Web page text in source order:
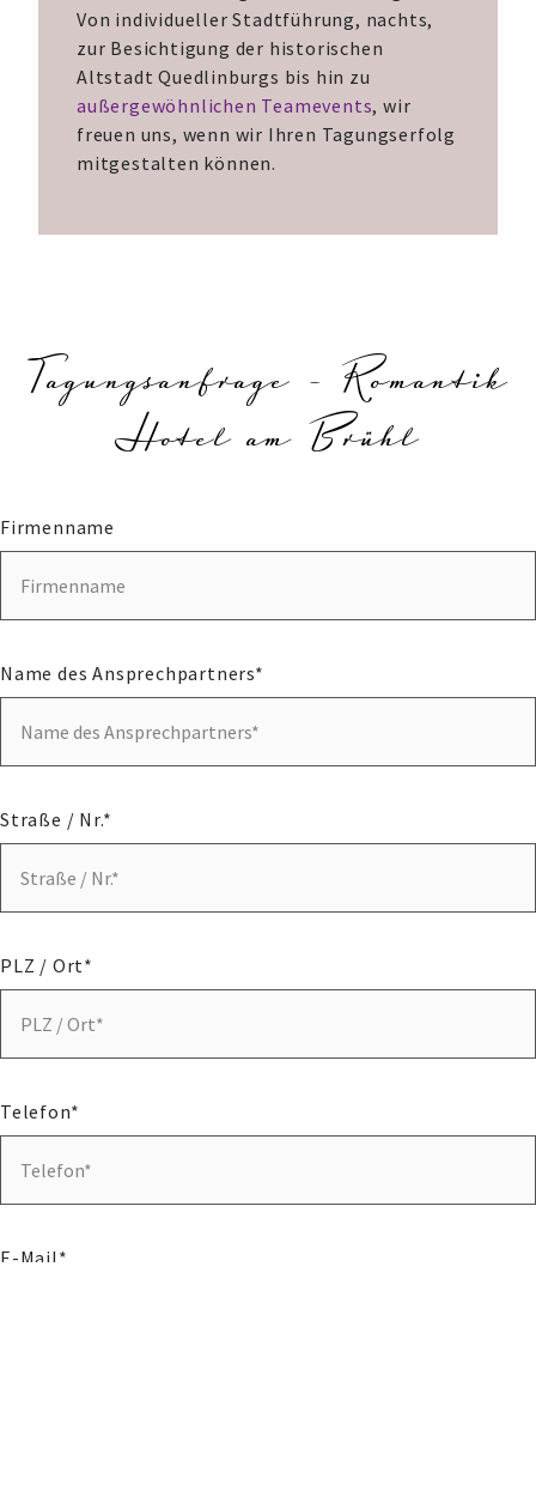
Von individueller Stadtführung, nachts,
zur Besichtigung der historischen
Altstadt Quedlinburgs bis hin zu
außergewöhnlichen Teamevents, wir
freuen uns, wenn wir Ihren Tagungserfolg
mitgestalten können.
Tagungsanfrage - Romantik
Hotel am Brühl
Firmenname
Name des Ansprechpartners*
Straße / Nr.*
PLZ / Ort*
Telefon*
E-Mail*